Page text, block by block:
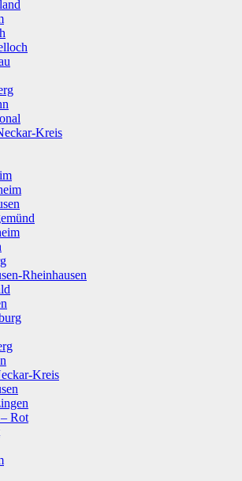
Kreis
Rheinhausen
Kreis
Rot